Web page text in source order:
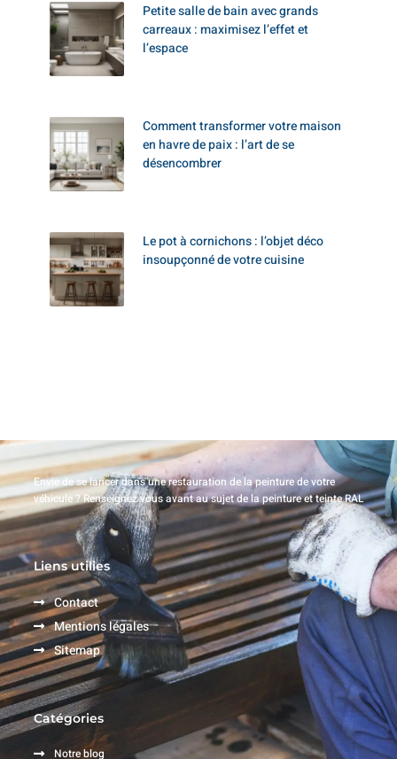
Petite salle de bain avec grands
carreaux : maximisez l’effet et
l’espace
Comment transformer votre maison
en havre de paix : l’art de se
désencombrer
Le pot à cornichons : l’objet déco
insoupçonné de votre cuisine
Envie de se lancer dans une restauration de la peinture de votre
véhicule ? Renseignez vous avant au sujet de la peinture et teinte RAL
Liens utilies
Contact
Mentions légales
Sitemap
Catégories
Notre blog